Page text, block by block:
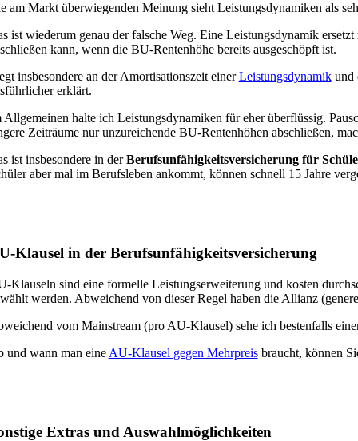
am Markt überwiegenden Meinung sieht Leistungsdynamiken als
ist wiederum genau der falsche Weg. Eine Leistungsdynamik
kann, wenn die BU-Rentenhöhe bereits ausgeschöpft ist.
insbesondere an der Amortisationszeit einerLeistungsdynamikund
erklärt.
Allgemeinen halte ich Leistungsdynamiken für eher überflüssig.
Zeiträume nur unzureichende BU-Rentenhöhen abschließen,
ist insbesondere in derBerufsunfähigkeitsversicherung für
aber mal im Berufsleben ankommt, können schnell 15 Jahre
Klausel in der Berufsunfähigkeitsversicherung
Klauseln sind eine formelle Leistungserweiterung und kosten
werden. Abweichend von dieser Regel haben die Allianz
vom Mainstream (pro AU-Klausel) sehe ich bestenfalls
und wann man eine AU-Klausel gegen Mehrpreisbraucht, können
Extras und Auswahlmöglichkeiten